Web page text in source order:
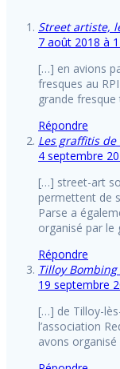
Street artiste,
7 août 2018 à
[…] en avions
fresques au
grande
Répondre
Les graffitis de
4 septembre
[…] street-art
permettent de
Parse a
organisé par
Répondre
Tilloy
19 septembre
[…] de Tilloy-
l’association
avons